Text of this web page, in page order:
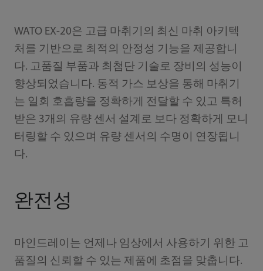
WATO EX-20은 고급 마취기의 최신 마취 아키텍
처를 기반으로 최적의 안정성 기능을 제공합니
다. 고품질 부품과 최첨단 기술로 장비의 성능이
향상되었습니다. 동적 가스 보상을 통해 마취기
는 일회 호흡량을 정확하게 전달할 수 있고 특허
받은 3개의 유량 센서 설계로 보다 정확하게 모니
터링할 수 있으며 유량 센서의 수명이 연장됩니
다.
완전성
마인드레이는 언제나 임상에서 사용하기 위한 고
품질의 신뢰할 수 있는 제품에 초점을 맞춥니다.